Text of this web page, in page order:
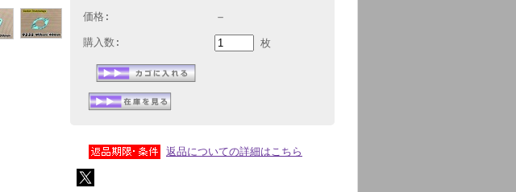
価格: －
購入数: 枚
返品についての詳細はこちら